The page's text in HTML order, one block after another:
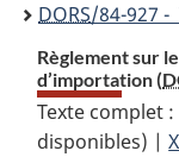
DORS/84-927 -
Règlement sur
d’importation (
Texte complet :
disponibles) |